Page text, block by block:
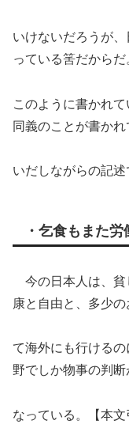
いけないだろうが
っている筈だからだ
このように書かれ
同義のことが書か
いだしながらの記述
・乞食もまた労
今の日本人は、貧
康と自由と、多少の
て海外にも行ける
野でしか物事の判断
なっている。【本文